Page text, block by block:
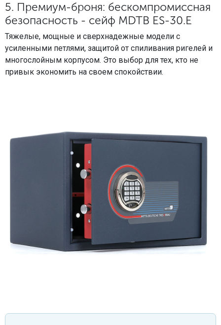
5. Премиум-броня: бескомпромиссная
безопасность - сейф MDTB ES-30.Е
Тяжелые, мощные и сверхнадежные модели с
усиленными петлями, защитой от спиливания ригелей и
многослойным корпусом. Это выбор для тех, кто не
привык экономить на своем спокойствии.